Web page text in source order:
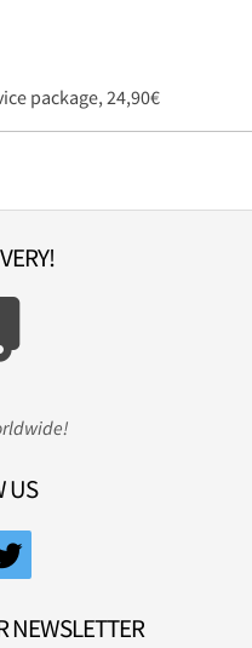
package, 24,90€
US
NEWSLETTER